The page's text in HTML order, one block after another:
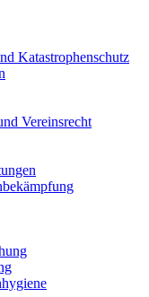
Katastrophenschutz
Vereinsrecht